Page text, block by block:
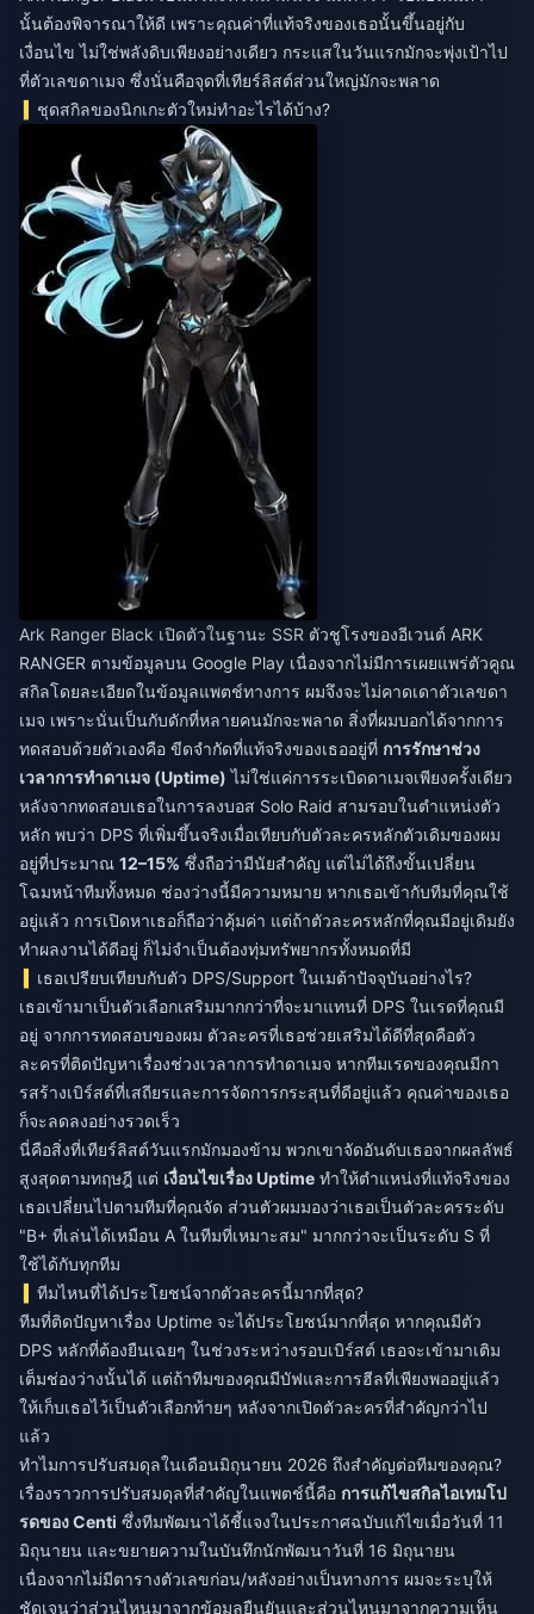
นั้นต้องพิจารณาให้ดี เพราะคุณค่าที่แท้จริงของเธอนั้นขึ้นอยู่กับ
เงื่อนไข ไม่ใช่พลังดิบเพียงอย่างเดียว กระแสในวันแรกมักจะพุ่งเป้าไป
ที่ตัวเลขดาเมจ ซึ่งนั่นคือจุดที่เทียร์ลิสต์ส่วนใหญ่มักจะพลาด
ชุดสกิลของนิกเกะตัวใหม่ทำอะไรได้บ้าง?
Ark Ranger Black เปิดตัวในฐานะ SSR ตัวชูโรงของอีเวนต์ ARK
RANGER ตามข้อมูลบน Google Play เนื่องจากไม่มีการเผยแพร่ตัวคูณ
สกิลโดยละเอียดในข้อมูลแพตช์ทางการ ผมจึงจะไม่คาดเดาตัวเลขดา
เมจ เพราะนั่นเป็นกับดักที่หลายคนมักจะพลาด สิ่งที่ผมบอกได้จากการ
ทดสอบด้วยตัวเองคือ ขีดจำกัดที่แท้จริงของเธออยู่ที่ การรักษาช่วง
เวลาการทำดาเมจ (Uptime) ไม่ใช่แค่การระเบิดดาเมจเพียงครั้งเดียว
หลังจากทดสอบเธอในการลงบอส Solo Raid สามรอบในตำแหน่งตัว
หลัก พบว่า DPS ที่เพิ่มขึ้นจริงเมื่อเทียบกับตัวละครหลักตัวเดิมของผม
อยู่ที่ประมาณ 12–15% ซึ่งถือว่ามีนัยสำคัญ แต่ไม่ได้ถึงขั้นเปลี่ยน
โฉมหน้าทีมทั้งหมด ช่องว่างนี้มีความหมาย หากเธอเข้ากับทีมที่คุณใช้
อยู่แล้ว การเปิดหาเธอก็ถือว่าคุ้มค่า แต่ถ้าตัวละครหลักที่คุณมีอยู่เดิมยัง
ทำผลงานได้ดีอยู่ ก็ไม่จำเป็นต้องทุ่มทรัพยากรทั้งหมดที่มี
เธอเปรียบเทียบกับตัว DPS/Support ในเมต้าปัจจุบันอย่างไร?
เธอเข้ามาเป็นตัวเลือกเสริมมากกว่าที่จะมาแทนที่ DPS ในเรดที่คุณมี
อยู่ จากการทดสอบของผม ตัวละครที่เธอช่วยเสริมได้ดีที่สุดคือตัว
ละครที่ติดปัญหาเรื่องช่วงเวลาการทำดาเมจ หากทีมเรดของคุณมีกา
รสร้างเบิร์สต์ที่เสถียรและการจัดการกระสุนที่ดีอยู่แล้ว คุณค่าของเธอ
ก็จะลดลงอย่างรวดเร็ว
นี่คือสิ่งที่เทียร์ลิสต์วันแรกมักมองข้าม พวกเขาจัดอันดับเธอจากผลลัพธ์
สูงสุดตามทฤษฎี แต่ เงื่อนไขเรื่อง Uptime ทำให้ตำแหน่งที่แท้จริงของ
เธอเปลี่ยนไปตามทีมที่คุณจัด ส่วนตัวผมมองว่าเธอเป็นตัวละครระดับ
"B+ ที่เล่นได้เหมือน A ในทีมที่เหมาะสม" มากกว่าจะเป็นระดับ S ที่
ใช้ได้กับทุกทีม
ทีมไหนที่ได้ประโยชน์จากตัวละครนี้มากที่สุด?
ทีมที่ติดปัญหาเรื่อง Uptime จะได้ประโยชน์มากที่สุด หากคุณมีตัว
DPS หลักที่ต้องยืนเฉยๆ ในช่วงระหว่างรอบเบิร์สต์ เธอจะเข้ามาเติม
เต็มช่องว่างนั้นได้ แต่ถ้าทีมของคุณมีบัฟและการฮีลที่เพียงพออยู่แล้ว
ให้เก็บเธอไว้เป็นตัวเลือกท้ายๆ หลังจากเปิดตัวละครที่สำคัญกว่าไป
แล้ว
ทำไมการปรับสมดุลในเดือนมิถุนายน 2026 ถึงสำคัญต่อทีมของคุณ?
เรื่องราวการปรับสมดุลที่สำคัญในแพตช์นี้คือ การแก้ไขสกิลไอเทมโป
รดของ Centi ซึ่งทีมพัฒนาได้ชี้แจงในประกาศฉบับแก้ไขเมื่อวันที่ 11
มิถุนายน และขยายความในบันทึกนักพัฒนาวันที่ 16 มิถุนายน
เนื่องจากไม่มีตารางตัวเลขก่อน/หลังอย่างเป็นทางการ ผมจะระบุให้
ชัดเจนว่าส่วนไหนมาจากข้อมูลยืนยันและส่วนไหนมาจากความเห็น